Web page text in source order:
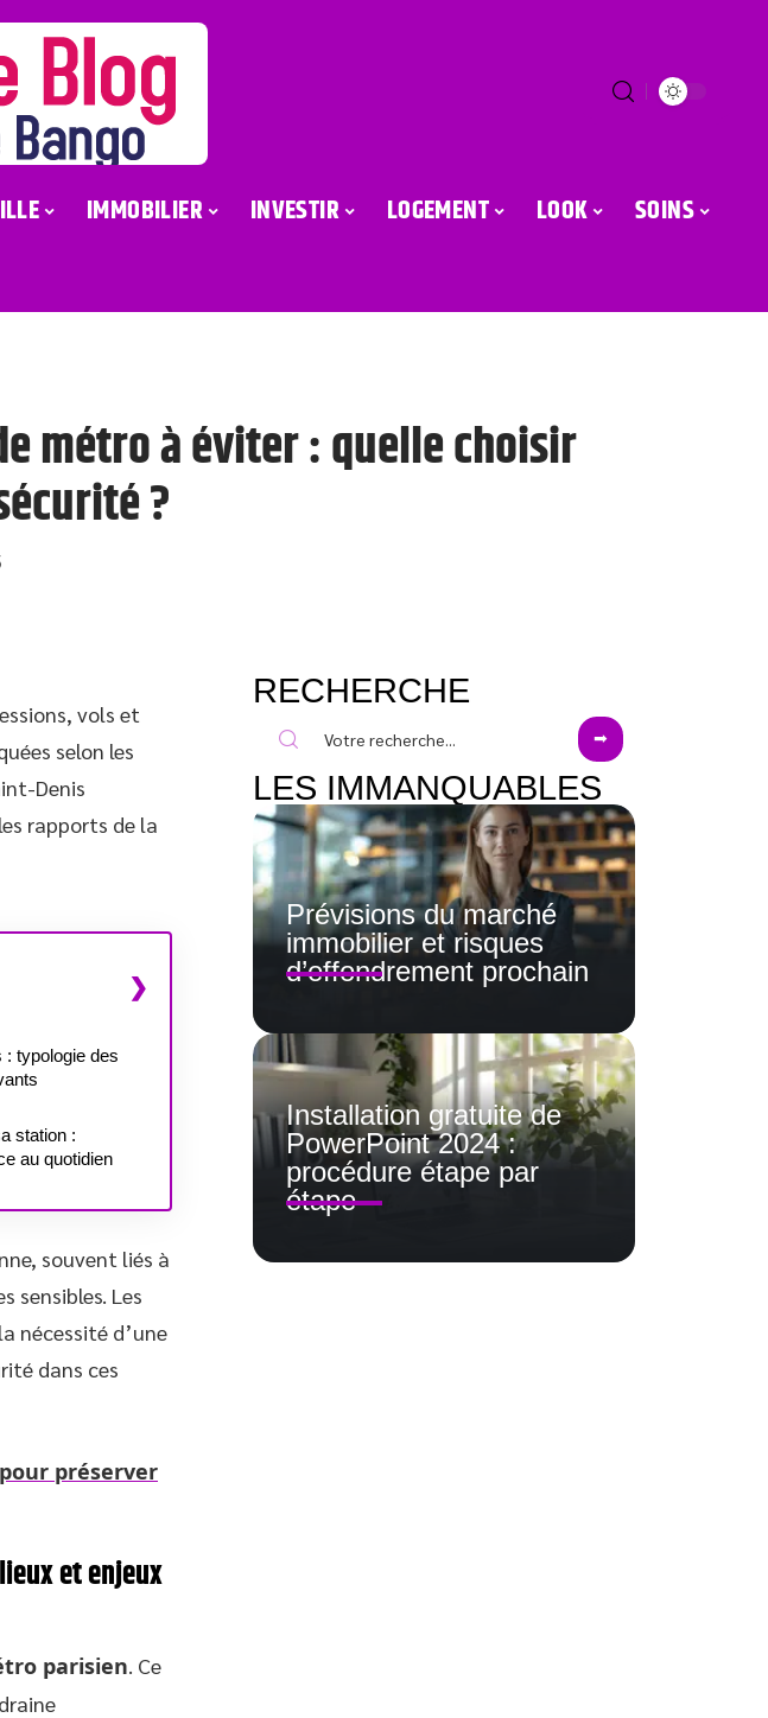
IMMOBILIER INVESTIR LOGEMENT LOOK SOINS
métro à éviter : quelle choisir
?
vols et
selon les
Denis
rapports de la
: typologie des
station :
au quotidien
souvent liés à
sensibles. Les
nécessité d’une
dans ces
préserver
et enjeux
parisien . Ce
RECHERCHE
LES IMMANQUABLES
Prévisions du marché
immobilier et risques
d’effondrement prochain
Installation gratuite de
PowerPoint 2024 :
procédure étape par
étape